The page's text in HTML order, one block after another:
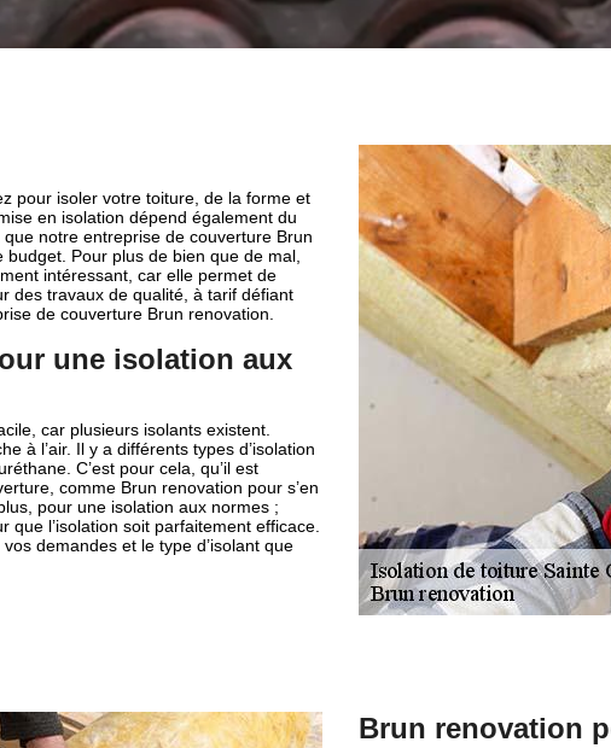
pour isoler votre toiture, de la forme et
en isolation dépend également du
notre entreprise de couverture Brun
Pour plus de bien que de mal,
intéressant, car elle permet de
des travaux de qualité, à tarif défiant
de couverture Brun renovation.
une isolation aux
car plusieurs isolants existent.
à l’air. Il y a différents types d’isolation
C’est pour cela, qu’il est
comme Brun renovation pour s’en
pour une isolation aux normes ;
que l’isolation soit parfaitement efficace.
demandes et le type d’isolant que
Brun renovation